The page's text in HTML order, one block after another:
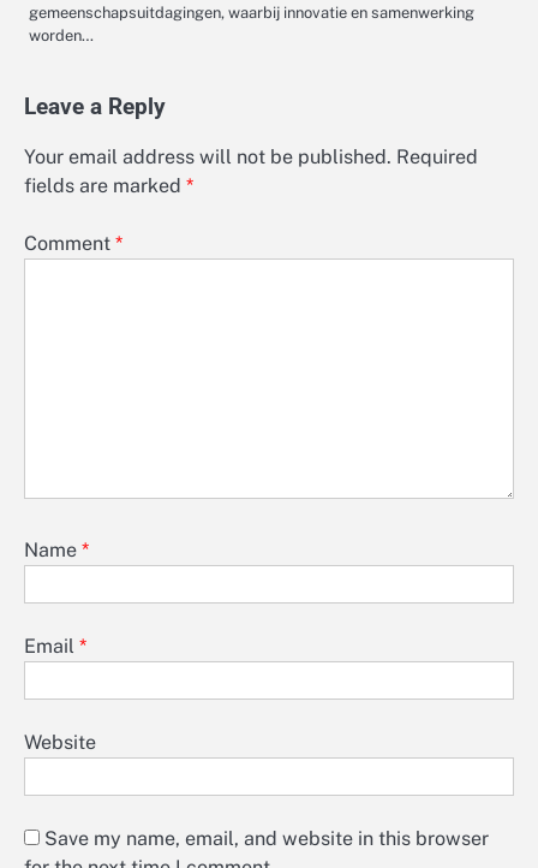
gemeenschapsuitdagingen, waarbij innovatie en samenwerking
worden…
Leave a Reply
Your email address will not be published. Required
fields are marked *
Comment *
Name *
Email *
Website
Save my name, email, and website in this browser